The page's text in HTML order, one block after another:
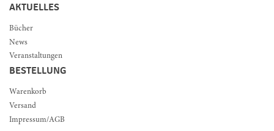
AKTUELLES
Bücher
News
Veranstaltungen
BESTELLUNG
Warenkorb
Versand
Impressum/AGB